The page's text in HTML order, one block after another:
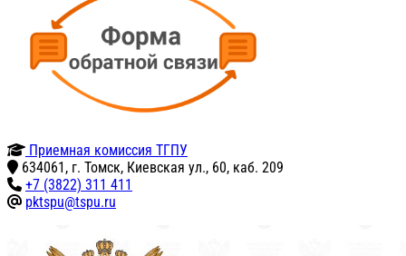
Приемная комиссия ТГПУ
634061, г. Томск, Киевская ул., 60, каб. 209
+7 (3822) 311 411
pktspu@tspu.ru